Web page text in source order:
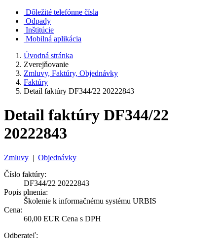
Dôležité telefónne čísla
Odpady
Inštitúcie
Mobilná aplikácia
Úvodná stránka
Zverejňovanie
Zmluvy, Faktúry, Objednávky
Faktúry
Detail faktúry DF344/22 20222843
Detail faktúry DF344/22
20222843
Zmluvy | Objednávky
Číslo faktúry:
DF344/22 20222843
Popis plnenia:
Školenie k informačnému systému URBIS
Cena:
60,00 EUR Cena s DPH
Odberateľ: